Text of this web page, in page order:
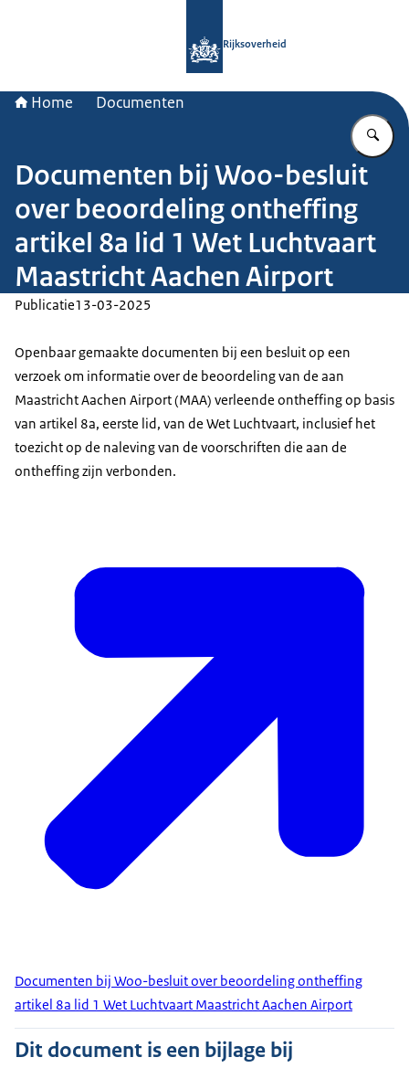
Rijksoverheid
Home Documenten
Documenten bij Woo-besluit
over beoordeling ontheffing
artikel 8a lid 1 Wet Luchtvaart
Maastricht Aachen Airport
Publicatie13-03-2025
Openbaar gemaakte documenten bij een besluit op een
verzoek om informatie over de beoordeling van de aan
Maastricht Aachen Airport (MAA) verleende ontheffing op basis
van artikel 8a, eerste lid, van de Wet Luchtvaart, inclusief het
toezicht op de naleving van de voorschriften die aan de
ontheffing zijn verbonden.
Documenten bij Woo-besluit over beoordeling ontheffing
artikel 8a lid 1 Wet Luchtvaart Maastricht Aachen Airport
Dit document is een bijlage bij